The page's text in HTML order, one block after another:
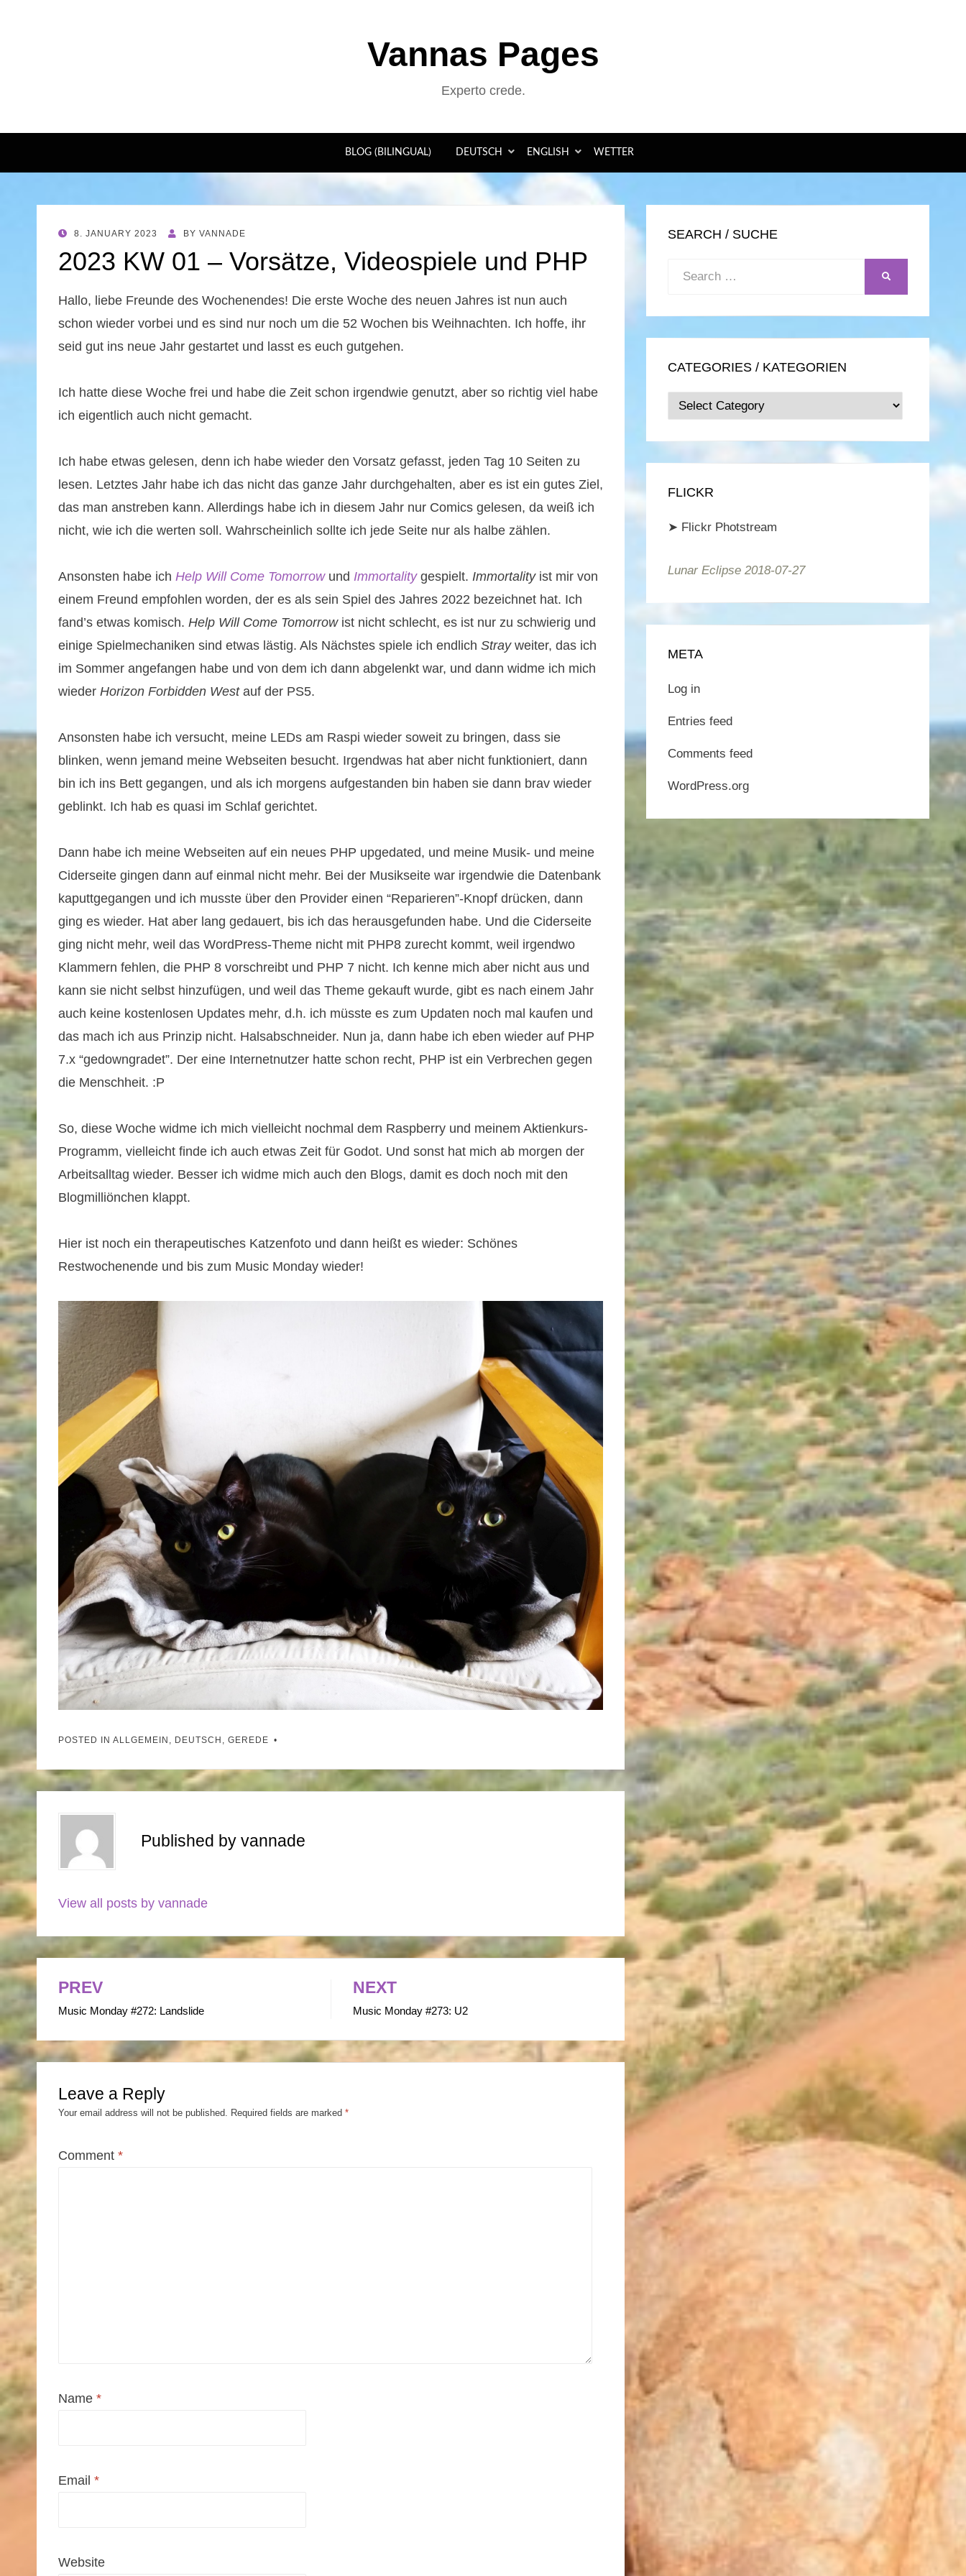
Vannas Pages
Experto crede.
BLOG (BILINGUAL) DEUTSCH ENGLISH WETTER
POSTED
8. JANUARY 2023 BY VANNADE
2023 KW 01 – Vorsätze, Videospiele und PHP
Hallo, liebe Freunde des Wochenendes! Die erste Woche des neuen Jahres ist nun auch
schon wieder vorbei und es sind nur noch um die 52 Wochen bis Weihnachten. Ich hoffe, ihr
seid gut ins neue Jahr gestartet und lasst es euch gutgehen.
Ich hatte diese Woche frei und habe die Zeit schon irgendwie genutzt, aber so richtig viel habe
ich eigentlich auch nicht gemacht.
Ich habe etwas gelesen, denn ich habe wieder den Vorsatz gefasst, jeden Tag 10 Seiten zu
lesen. Letztes Jahr habe ich das nicht das ganze Jahr durchgehalten, aber es ist ein gutes Ziel,
das man anstreben kann. Allerdings habe ich in diesem Jahr nur Comics gelesen, da weiß ich
nicht, wie ich die werten soll. Wahrscheinlich sollte ich jede Seite nur als halbe zählen.
Ansonsten habe ich Help Will Come Tomorrow und Immortality gespielt. Immortality ist mir von
einem Freund empfohlen worden, der es als sein Spiel des Jahres 2022 bezeichnet hat. Ich
fand’s etwas komisch. Help Will Come Tomorrowist nicht schlecht, es ist nur zu schwierig und
einige Spielmechaniken sind etwas lästig. Als Nächstes spiele ich endlich Stray weiter, das ich
im Sommer angefangen habe und von dem ich dann abgelenkt war, und dann widme ich mich
wieder Horizon Forbidden Westauf der PS5.
Ansonsten habe ich versucht, meine LEDs am Raspi wieder soweit zu bringen, dass sie
blinken, wenn jemand meine Webseiten besucht. Irgendwas hat aber nicht funktioniert, dann
bin ich ins Bett gegangen, und als ich morgens aufgestanden bin haben sie dann brav wieder
geblinkt. Ich hab es quasi im Schlaf gerichtet.
Dann habe ich meine Webseiten auf ein neues PHP upgedated, und meine Musik- und meine
Ciderseite gingen dann auf einmal nicht mehr. Bei der Musikseite war irgendwie die Datenbank
kaputtgegangen und ich musste über den Provider einen “Reparieren”-Knopf drücken, dann
ging es wieder. Hat aber lang gedauert, bis ich das herausgefunden habe. Und die Ciderseite
ging nicht mehr, weil das WordPress-Theme nicht mit PHP8 zurecht kommt, weil irgendwo
Klammern fehlen, die PHP 8 vorschreibt und PHP 7 nicht. Ich kenne mich aber nicht aus und
kann sie nicht selbst hinzufügen, und weil das Theme gekauft wurde, gibt es nach einem Jahr
auch keine kostenlosen Updates mehr, d.h. ich müsste es zum Updaten noch mal kaufen und
das mach ich aus Prinzip nicht. Halsabschneider. Nun ja, dann habe ich eben wieder auf PHP
7.x “gedowngradet”. Der eine Internetnutzer hatte schon recht, PHP ist ein Verbrechen gegen
die Menschheit. :P
So, diese Woche widme ich mich vielleicht nochmal dem Raspberry und meinem Aktienkurs-
Programm, vielleicht finde ich auch etwas Zeit für Godot. Und sonst hat mich ab morgen der
Arbeitsalltag wieder. Besser ich widme mich auch den Blogs, damit es doch noch mit den
Blogmilliönchen klappt.
Hier ist noch ein therapeutisches Katzenfoto und dann heißt es wieder: Schönes
Restwochenende und bis zum Music Monday wieder!
POSTED IN ALLGEMEIN DEUTSCH GEREDE
Published by vannade
View all posts by vannade
Post
navigation
PREV
Music Monday #272: Landslide
NEXT
Music Monday #273: U2
Leave a Reply
Your email address will not be published. Required fields are marked *
Comment *
Name *
Email *
Website
SEARCH / SUCHE
Search
CATEGORIES / KATEGORIEN
Categories
/
Kategorien
FLICKR
➤ Flickr Photstream
Lunar Eclipse 2018-07-27
META
Log in
Entries feed
Comments feed
WordPress.org